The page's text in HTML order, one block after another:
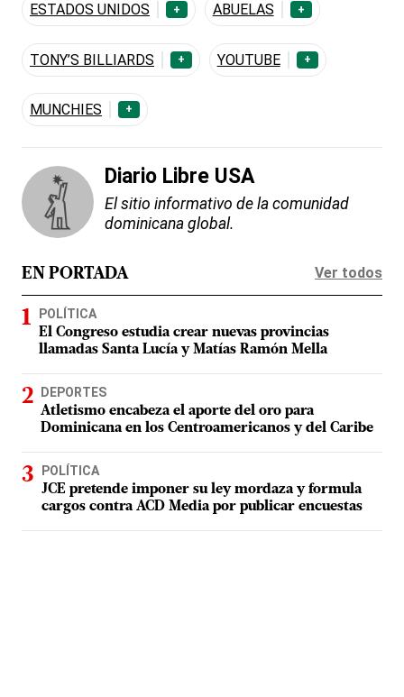
ESTADOS UNIDOS + ABUELAS +
TONY’S BILLIARDS + YOUTUBE +
MUNCHIES +
Diario Libre USA
El sitio informativo de la comunidad
dominicana global.
EN PORTADA Ver todos
POLÍTICA
El Congreso estudia crear nuevas provincias
llamadas Santa Lucía y Matías Ramón Mella
DEPORTES
Atletismo encabeza el aporte del oro para
Dominicana en los Centroamericanos y del Caribe
POLÍTICA
JCE pretende imponer su ley mordaza y formula
cargos contra ACD Media por publicar encuestas